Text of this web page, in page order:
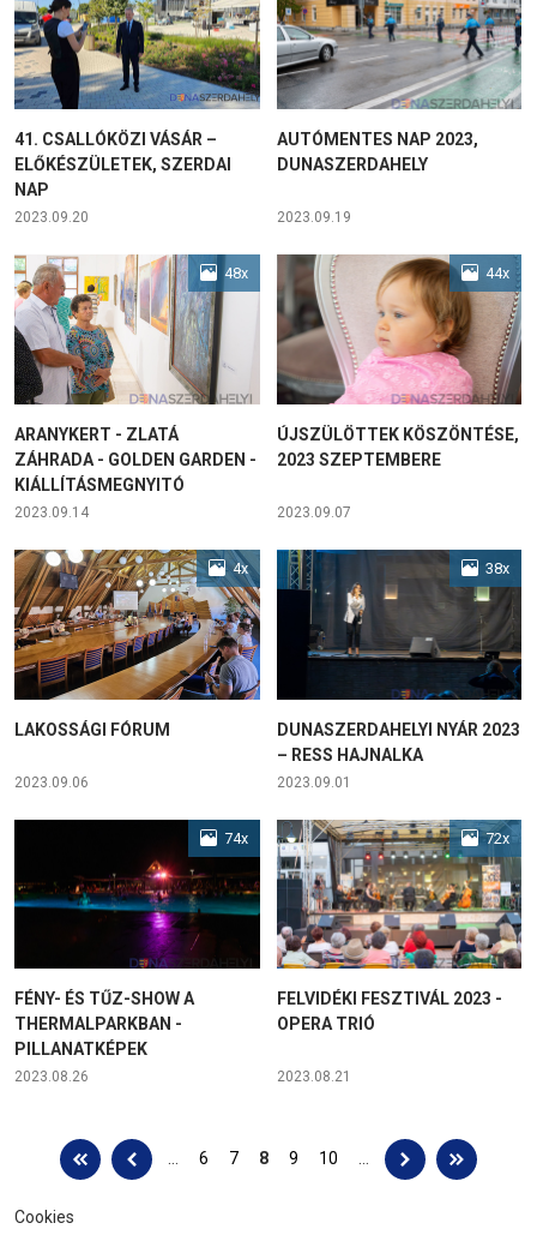
41. CSALLÓKÖZI VÁSÁR –
ELŐKÉSZÜLETEK, SZERDAI
NAP
2023.09.20
AUTÓMENTES NAP 2023,
DUNASZERDAHELY
2023.09.19
48x
ARANYKERT - ZLATÁ
ZÁHRADA - GOLDEN GARDEN -
KIÁLLÍTÁSMEGNYITÓ
2023.09.14
44x
ÚJSZÜLÖTTEK KÖSZÖNTÉSE,
2023 SZEPTEMBERE
2023.09.07
4x
LAKOSSÁGI FÓRUM
2023.09.06
38x
DUNASZERDAHELYI NYÁR 2023
– RESS HAJNALKA
2023.09.01
74x
FÉNY- ÉS TŰZ-SHOW A
THERMALPARKBAN -
PILLANATKÉPEK
2023.08.26
72x
FELVIDÉKI FESZTIVÁL 2023 -
OPERA TRIÓ
2023.08.21
Oldalak 6 7 8 9 10
Cookies